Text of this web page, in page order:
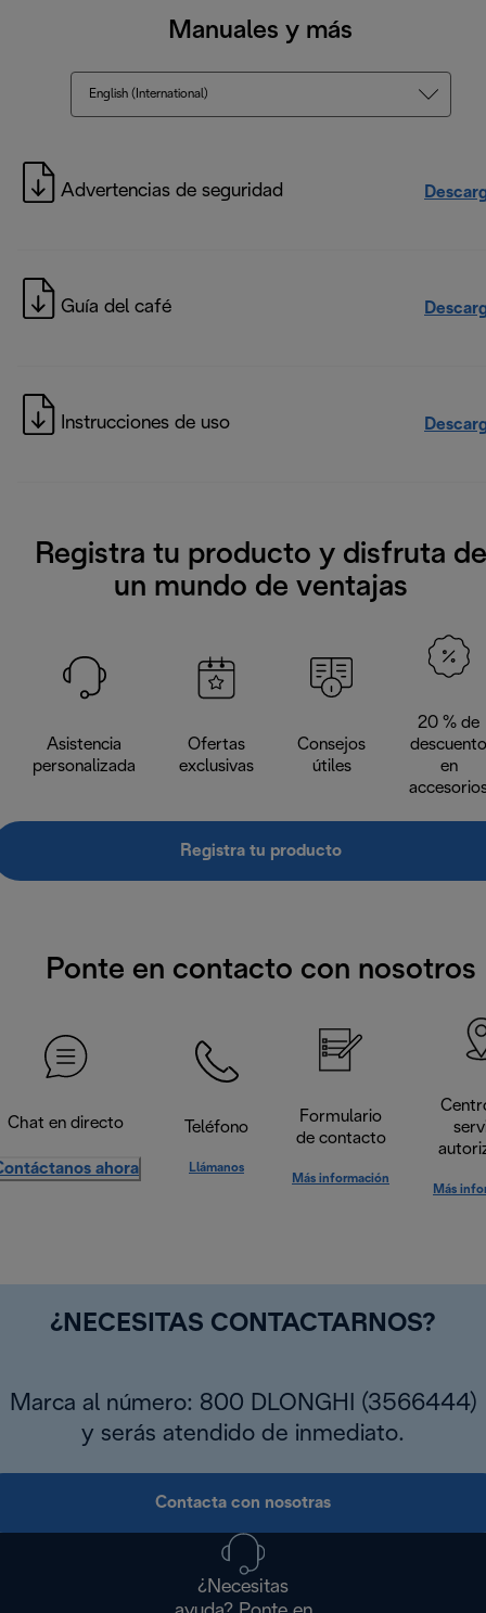
Manuales y más
English (International)
Advertencias de seguridad
Guía del café
Instrucciones de uso
Registra tu producto y disfruta de
un mundo de ventajas
Asistencia
personalizada
Ofertas
exclusivas
Consejos
útiles
20 % de
descuento
en
Registra tu producto
Ponte en contacto con nosotros
Chat en directo
ahora
Teléfono
Llámanos
Formulario
de contacto
Más información
Más
¿NECESITAS CONTACTARNOS?
Marca al número: 800 DLONGHI (3566444)
y serás atendido de inmediato.
Contacta con nosotras
¿Necesitas